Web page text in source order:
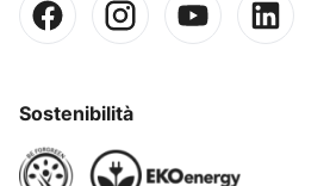
Sostenibilità